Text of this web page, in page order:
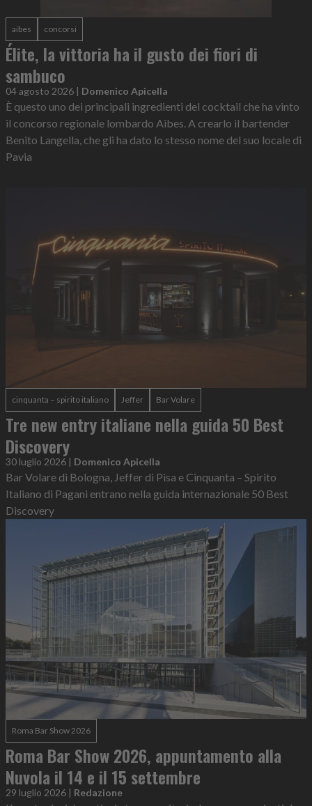
aibes concorsi
Élite, la vittoria ha il gusto dei fiori di
sambuco
04 agosto 2026 | Domenico Apicella
È questo uno dei principali ingredienti del cocktail che ha vinto
il concorso regionale lombardo Aibes. A crearlo il bartender
Benito Langella, che gli ha dato lo stesso nome del suo locale di
Pavia
cinquanta – spirito italiano Jeffer Bar Volare
Tre new entry italiane nella guida 50 Best
Discovery
30 luglio 2026 | Domenico Apicella
Bar Volare di Bologna, Jeffer di Pisa e Cinquanta – Spirito
Italiano di Pagani entrano nella guida internazionale 50 Best
Discovery
Roma Bar Show 2026
Roma Bar Show 2026, appuntamento alla
Nuvola il 14 e il 15 settembre
29 luglio 2026 | Redazione